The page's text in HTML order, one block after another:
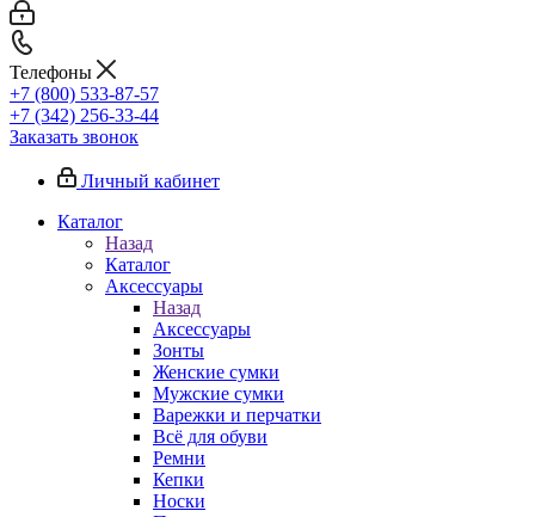
Телефоны
+7 (800) 533-87-57
+7 (342) 256-33-44
Заказать звонок
Личный кабинет
Каталог
Назад
Каталог
Аксессуары
Назад
Аксессуары
Зонты
Женские сумки
Мужские сумки
Варежки и перчатки
Всё для обуви
Ремни
Кепки
Носки